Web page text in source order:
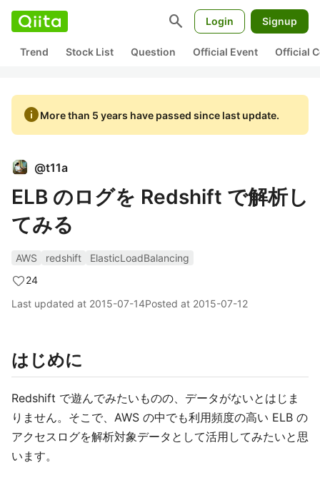
search Login Signup
Trend Stock List Question Official Event Official
infoMore than 5 years have passed since last update.
@t11a
ELB のログを Redshift で解析し
てみる
AWS redshift
ElasticLoadBalancing
24
Last updated at 2015-07-14Posted at 2015-07-12
はじめに
Redshift で遊んでみたいものの、データがないとはじま
りません。そこで、AWS の中でも利用頻度の高い ELB の
アクセスログを解析対象データとして活用してみたいと思
います。